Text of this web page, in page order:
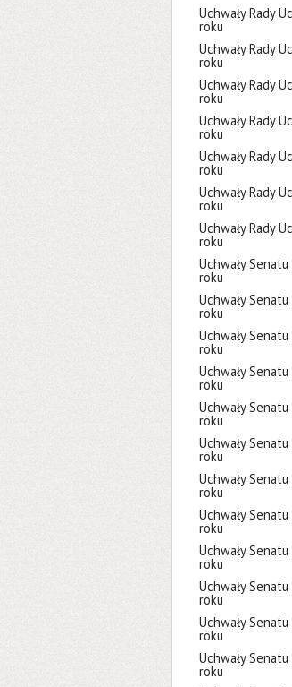
Uchwały Rady
roku
Uchwały Rady
roku
Uchwały Rady
roku
Uchwały Rady
roku
Uchwały Rady
roku
Uchwały Rady
roku
Uchwały Rady
roku
Uchwały
roku
Uchwały
roku
Uchwały
roku
Uchwały
roku
Uchwały
roku
Uchwały
roku
Uchwały
roku
Uchwały
roku
Uchwały
roku
Uchwały
roku
Uchwały
roku
Uchwały
roku